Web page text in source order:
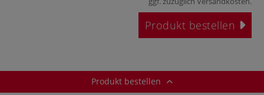
Produkt bestellen
Produkt bestellen